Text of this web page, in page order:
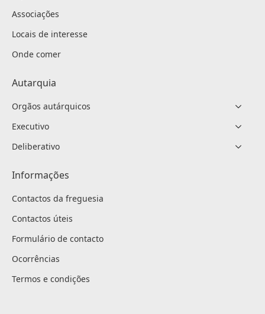
Associações
Locais de interesse
Onde comer
Autarquia
Orgãos autárquicos
Executivo
Deliberativo
Informações
Contactos da freguesia
Contactos úteis
Formulário de contacto
Ocorrências
Termos e condições